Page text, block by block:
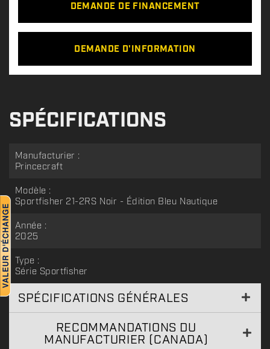
DEMANDE DE FINANCEMENT
DEMANDE D'INFORMATION
SPÉCIFICATIONS
Manufacturier :
Princecraft
Modèle :
Sportfisher 21-2RS Noir - Édition Bleu Nautique
Année :
2025
Type :
Série Sportfisher
SPÉCIFICATIONS GÉNÉRALES
RECOMMANDATIONS DU
MANUFACTURIER (CANADA)